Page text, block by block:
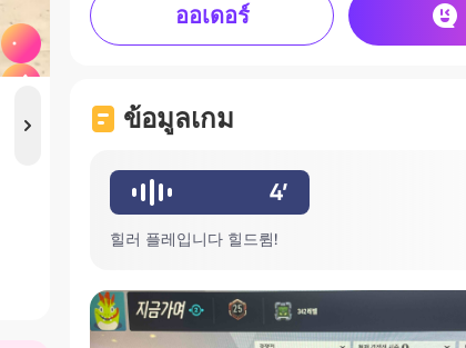
ออเดอร์
ข้อมูลเกม
4’
힐러 플레입니다 힐드륌!